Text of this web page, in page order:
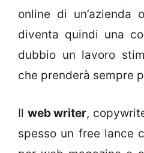
online di un’azienda
diventa quindi una
dubbio un lavoro
che prenderà sempre
Il web writer,
spesso un free lance